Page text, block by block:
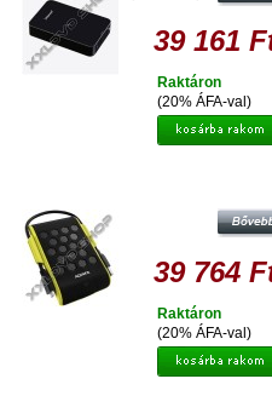
39 161
(20% ÁFA-val)
Raktáron
MEREVLEMEZ, USB 3.0 ZÖLD
39 764
(20% ÁFA-val)
Raktáron